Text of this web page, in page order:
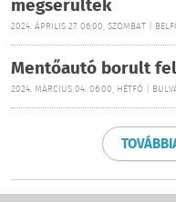
megsérültek
2024. ÁPRILIS 27. 06:00, SZOMBAT |
Mentőautó borult
2024. MÁRCIUS 04. 06:00, HÉTFŐ |